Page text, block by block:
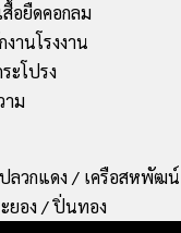
สื้อยืดคอกลม
านโรงงาน
ะโปรง
าม
วกแดง / เครือสหพัฒน์
ยอง / ปิ่นทอง